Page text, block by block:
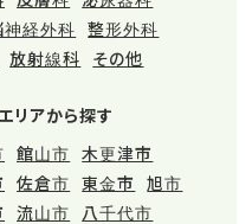
神経外科
整形外科
放射線科 その他
リアから探す
館山市
木更津市
佐倉市 東金市
旭市
流山市
八千代市